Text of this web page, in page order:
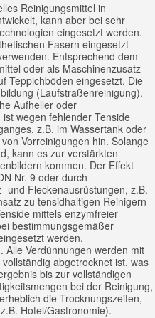
Reinigungsmittel in
kann aber bei sehr
eingesetzt werden.
Fasern eingesetzt
Entsprechend dem
oder als Maschinenzusatz
Teppichböden eingesetzt. Die
(Laufstraßenreinigung).
Aufheller oder
wegen fehlender Tenside
z.B. im Wassertank oder
Vorreinigungen hin. Solange
kann es zur verstärkten
kommen. Der Effekt
Nr. 9 oder durch
und Fleckenausrüstungen, z.B.
zu tensidhaltigen Reinigern-
mittels enzymfreier
bestimmungsgemäßer
werden.
Alle Verdünnungen werden mit
abgetrocknet ist, was
bis zur vollständigen
bei der Reinigung,
die Trocknungszeiten,
Hotel/Gastronomie).